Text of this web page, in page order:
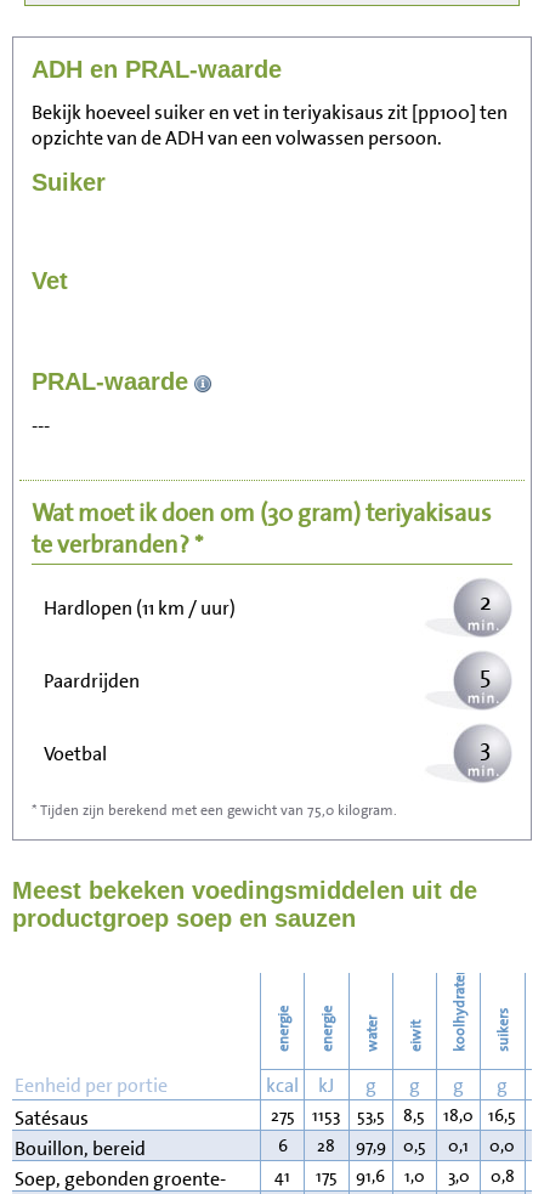
ADH en PRAL-waarde
Bekijk hoeveel suiker en vet in teriyakisaus zit [pp100] ten
opzichte van de ADH van een volwassen persoon.
Suiker
Vet
PRAL-waarde
---
Wat moet ik doen om (30 gram)teriyakisaus
te verbranden? *
Zitten, tv kijken
Wandelen (5 km/uur) 5
Hardlopen (11 km / uur) 2
Paardrijden 5
Voetbal 3
Stofzuigen
Strijken
11
* Tijden zijn berekend met een gewicht van 75,0 kilogram.
Meest bekeken voedingsmiddelen uit de
productgroep soep en sauzen
energie energie water eiwit koolhydraten suikers
Eenheid per portie kcal kJ g g g g
Satésaus
275 1153 53,5 8,5 18,0 16,5
Bouillon, bereid 6 28 97,9 0,5 0,1 0,0
Soep, gebonden groente- 41 175 91,6 1,0 3,0 0,8